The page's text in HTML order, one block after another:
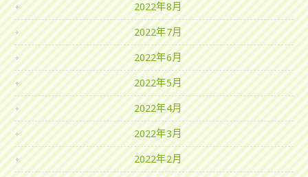
2022年8月
2022年7月
2022年6月
2022年5月
2022年4月
2022年3月
2022年2月